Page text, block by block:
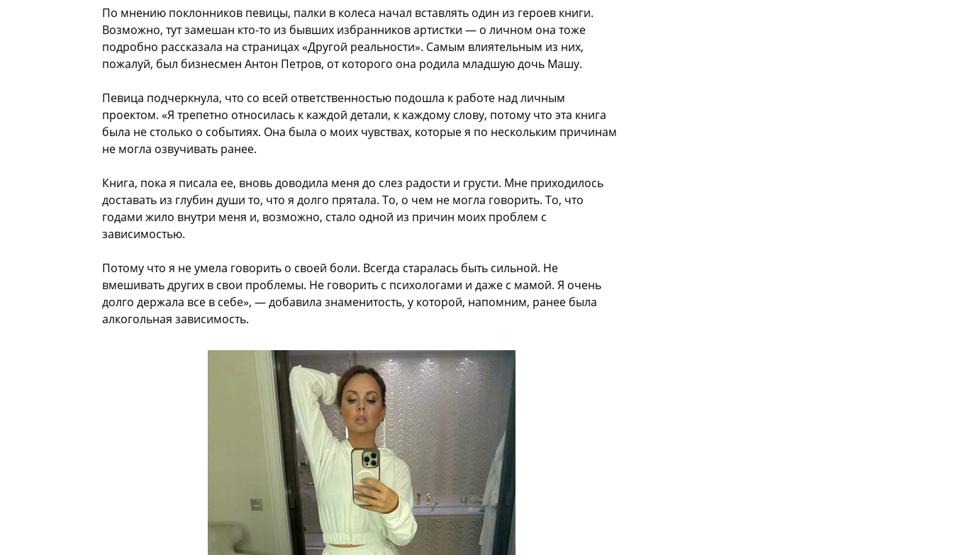
По мнению поклонников певицы, палки в колеса начал вставлять один из героев книги.
Возможно, тут замешан кто-то из бывших избранников артистки — о личном она тоже
подробно рассказала на страницах «Другой реальности». Самым влиятельным из них,
пожалуй, был бизнесмен Антон Петров, от которого она родила младшую дочь Машу.
Певица подчеркнула, что со всей ответственностью подошла к работе над личным
проектом. «Я трепетно относилась к каждой детали, к каждому слову, потому что эта книга
была не столько о событиях. Она была о моих чувствах, которые я по нескольким причинам
не могла озвучивать ранее.
Книга, пока я писала ее, вновь доводила меня до слез радости и грусти. Мне приходилось
доставать из глубин души то, что я долго прятала. То, о чем не могла говорить. То, что
годами жило внутри меня и, возможно, стало одной из причин моих проблем с
зависимостью.
Потому что я не умела говорить о своей боли. Всегда старалась быть сильной. Не
вмешивать других в свои проблемы. Не говорить с психологами и даже с мамой. Я очень
долго держала все в себе», — добавила знаменитость, у которой, напомним, ранее была
алкогольная зависимость.